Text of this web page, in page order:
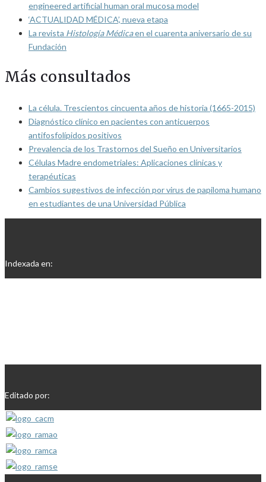
engineered artificial human oral mucosa model
‘ACTUALIDAD MÉDICA’, nueva etapa
La revista Histología Médicaen el cuarenta aniversario de su
Fundación
Más consultados
La célula. Trescientos cincuenta años de historia (1665-2015)
Diagnóstico clínico en pacientes con anticuerpos
antifosfolípidos positivos
Prevalencia de los Trastornos del Sueño en Universitarios
Células Madre endometriales: Aplicaciones clínicas y
terapéuticas
Cambios sugestivos de infección por virus de papiloma humano
en estudiantes de una Universidad Pública
Indexada en:
Editado por: